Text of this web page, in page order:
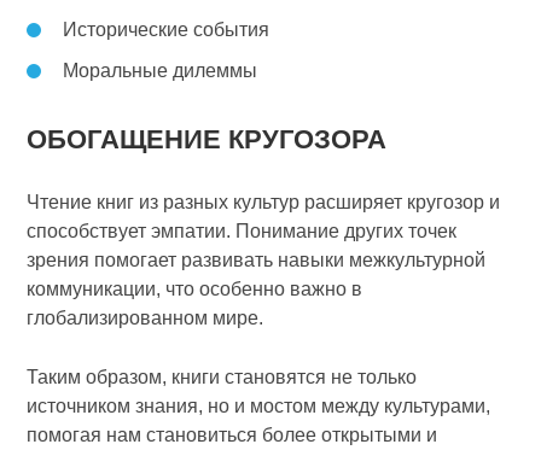
Исторические события
Моральные дилеммы
ОБОГАЩЕНИЕ КРУГОЗОРА
Чтение книг из разных культур расширяет кругозор и
способствует эмпатии. Понимание других точек
зрения помогает развивать навыки межкультурной
коммуникации, что особенно важно в
глобализированном мире.
Таким образом, книги становятся не только
источником знания, но и мостом между культурами,
помогая нам становиться более открытыми и